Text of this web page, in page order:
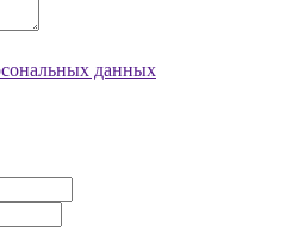
данных